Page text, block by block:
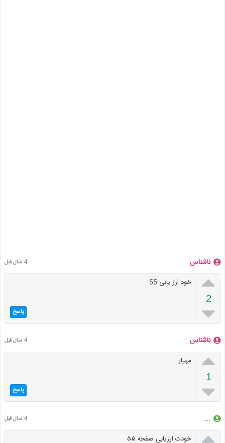
ناشناس 4 سال قبل

2

خود ارز یابی 55
پاسخ
ناشناس 4 سال قبل

1

مهیار
پاسخ
... 4 سال قبل
 خودت ارزیابی صفحه ۵۵